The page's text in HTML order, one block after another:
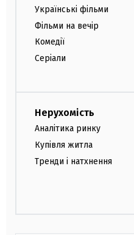
Українські фільми
Фільми на вечір
Комедії
Серіали
Нерухомість
Аналітика ринку
Купівля житла
Тренди і натхнення